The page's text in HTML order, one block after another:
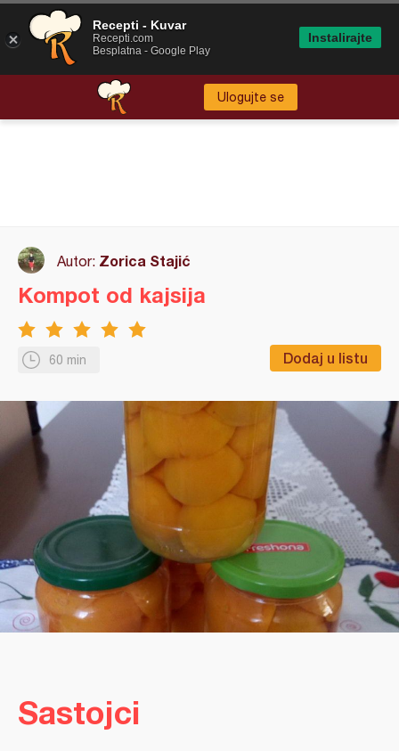
Ulogujte se
Autor: Zorica Stajić
60 min Dodaj u listu
Kompot od kajsija
Sastojci
Recepti - Kuvar
Recepti.com
Besplatna - Google Play
Instalirajte